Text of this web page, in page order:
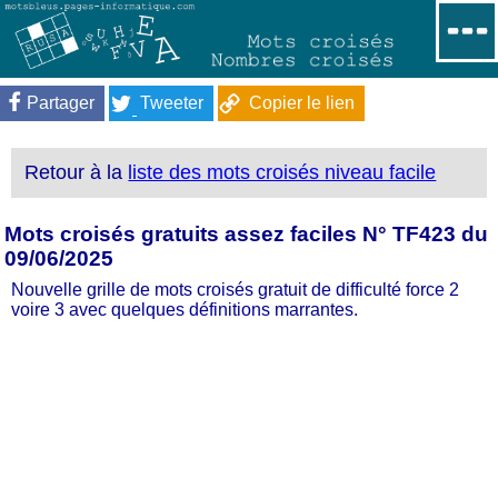
Partager Tweeter Copier le lien
Retour à la liste des mots croisés niveau facile
Mots croisés gratuits assez faciles N° TF423 du
09/06/2025
Nouvelle grille de mots croisés gratuit de difficulté force 2
voire 3 avec quelques définitions marrantes.